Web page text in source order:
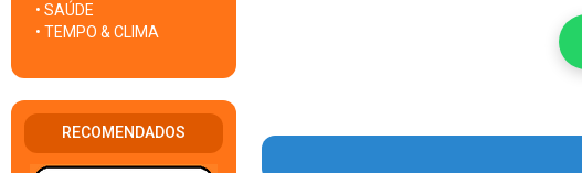
• SAÚDE
• TEMPO & CLIMA
RECOMENDADOS